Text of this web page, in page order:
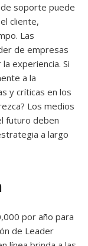
de soporte puede
cliente,
Las
de empresas
experiencia. Si
a la
y críticas en los
Los medios
futuro deben
a largo
por año para
de Leader